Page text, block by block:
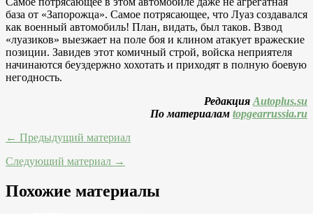
база от «Запорожца». Самое потрясающее, что Луаз создавался
как военный автомобиль! План, видать, был таков. Взвод
«луазиков» выезжает на поле боя и клином атакует вражеские
позиции. Завидев этот комичный строй, войска неприятеля
начинаются беуздержно хохотать и приходят в полную боевую
негодность.
Редакция Autoplus.su
По материалам topgearrussia.ru
← Предыдущий материал
Следующий материал →
Похожие материалы